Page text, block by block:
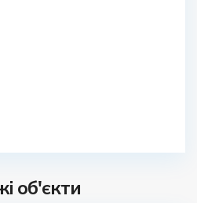
об'єкти